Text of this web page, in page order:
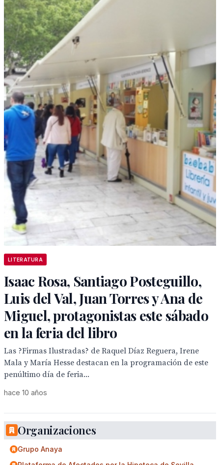
LITERATURA
Isaac Rosa, Santiago Posteguillo,
Luis del Val, Juan Torres y Ana de
Miguel, protagonistas este sábado
en la feria del libro
Las ?Firmas Ilustradas? de Raquel Díaz Reguera, Irene
Mala y María Hesse destacan en la programación de este
penúltimo día de feria...
hace 10 años
Organizaciones
Grupo Anaya